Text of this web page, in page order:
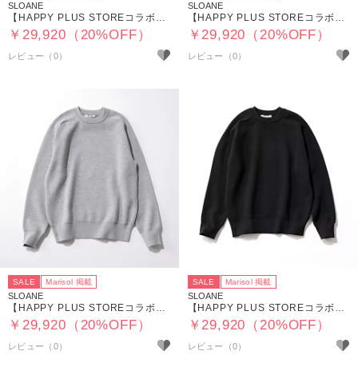
SLOANE
【HAPPY PLUS STOREコラボ】12G天竺 ダブルフェイスクルーネック
￥29,920（20%OFF）
SLOANE
【HAPPY PLUS STOREコラボ】12G天竺 ダブルフェイスクルーネック
￥29,920（20%OFF）
SALE Marisol 掲載
SLOANE
￥29,920（20%OFF）
SALE Marisol 掲載
SLOANE
￥29,920（20%OFF）